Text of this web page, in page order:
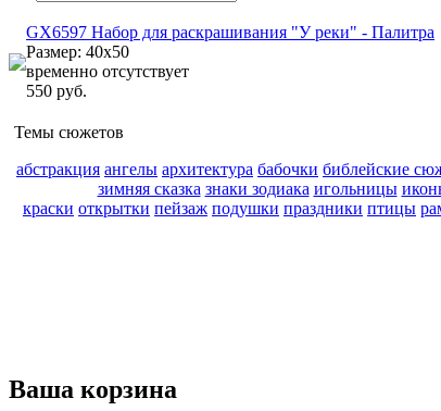
GX6597 Набор для раскрашивания "У реки" - Палитра
Размер: 40х50
временно отсутствует
550 руб.
Темы сюжетов
абстракция ангелы архитектура бабочки библейские
зимняя сказка знаки зодиака игольницы
краски открытки пейзаж подушки праздники птицы
Ваша корзина